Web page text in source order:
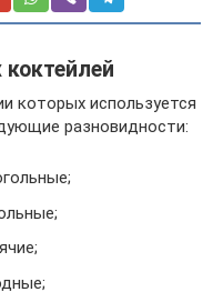
которых используется
разновидности: